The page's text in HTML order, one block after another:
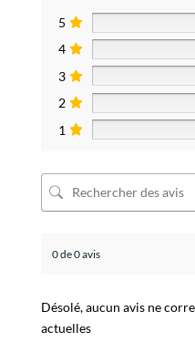
5
4
3
2
1
0 de 0 avis
Désolé, aucun avis ne
actuelles